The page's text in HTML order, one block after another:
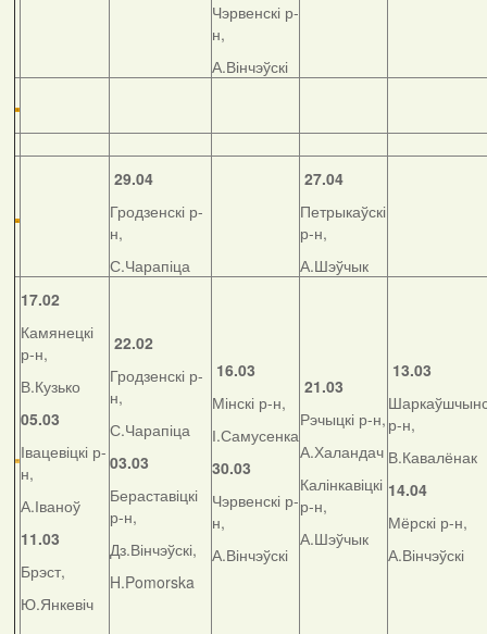
Чэрвенскі р-
н,
А.Вінчэўскі
29.04
Гродзенскі р-
н,
С.Чарапіца
27.04
Петрыкаўскі
р-н,
А.Шэўчык
17.02
Камянецкі
р-н,
В.Кузько
05.03
Івацевіцкі р-
н,
А.Іваноў
11.03
Брэст,
Ю.Янкевіч
22.02
Гродзенскі р-
н,
С.Чарапіца
03.03
Бераставіцкі
р-н,
Дз.Вінчэўскі,
H.Pomorska
16.03
Мінскі р-н,
І.Самусенка
30.03
Чэрвенскі р-
н,
А.Вінчэўскі
21.03
Рэчыцкі р-н,
А.Халандач
Калінкавіцкі
р-н,
А.Шэўчык
13.03
р-н,
В.Кавалёнак
14.04
Мёрскі р-н,
А.Вінчэўскі